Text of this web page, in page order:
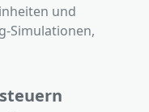
und
Simulationen,